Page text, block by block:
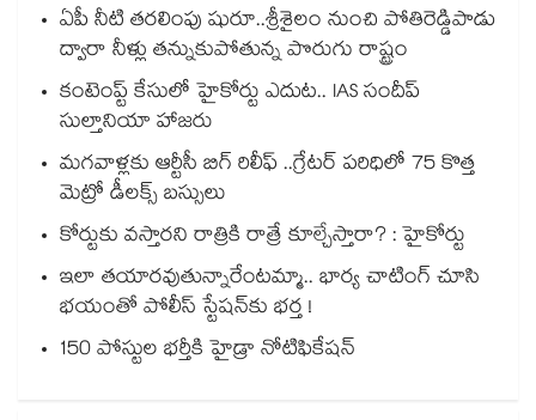
ఏపీ నీటి తరలింపు షురూ..శ్రీశైలం నుంచి పోతిరెడ్డిపాడు
ద్వారా నీళ్లు తన్నుకుపోతున్న పొరుగు రాష్ట్రం
కంటెంప్ట్ కేసులో హైకోర్టు ఎదుట.. IAS సందీప్
సుల్తానియా హాజరు
మగవాళ్లకు ఆర్టీసీ బిగ్ రిలీఫ్ ..గ్రేటర్ పరిధిలో 75 కొత్త
మెట్రో డీలక్స్ బస్సులు
కోర్టుకు వస్తారని రాత్రికి రాత్రే కూల్చేస్తారా? : హైకోర్టు
ఇలా తయారవుతున్నారేంటమ్మా.. భార్య చాటింగ్ చూసి
భయంతో పోలీస్ స్టేషన్⁫కు భర్త !
150 పోస్టుల భర్తీకి హైడ్రా నోటిఫికేషన్